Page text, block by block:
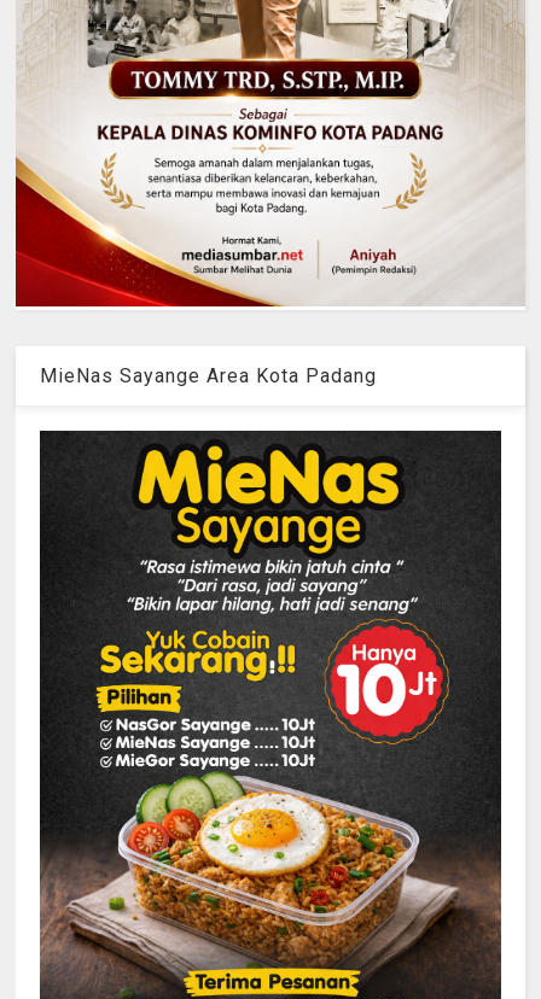
MieNas Sayange Area Kota Padang